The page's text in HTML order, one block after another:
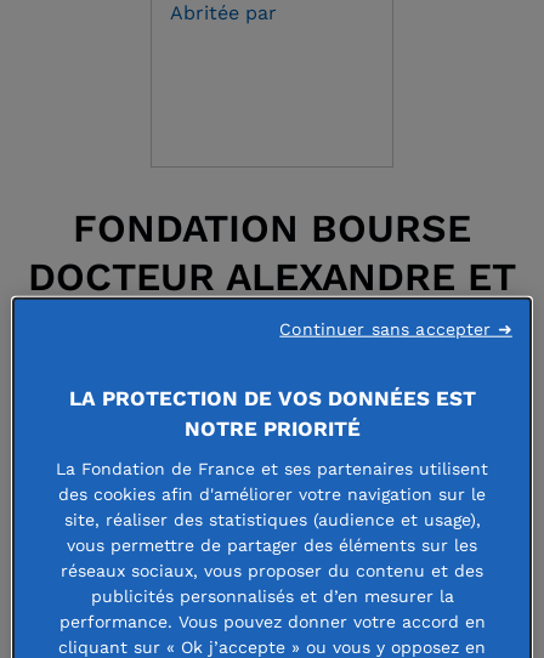
Abritée par
FONDATION BOURSE
DOCTEUR ALEXANDRE ET
SONIA FEIGENBAUM
Faire un don à cette fondation
La Fondation Bourse Docteur
Alexandre et Sonia Feigenbaum
soutient des étudiants en médecine
LA PROTECTION DE VOS DONNÉES EST
NOTRE PRIORITÉ
La Fondation de France et ses partenaires utilisent
des cookies afin d'améliorer votre navigation sur le
site, réaliser des statistiques (audience et usage),
vous permettre de partager des éléments sur les
réseaux sociaux, vous proposer du contenu et des
publicités personnalisés et d’en mesurer la
performance. Vous pouvez donner votre accord en
cliquant sur « Ok j’accepte » ou vous y opposez en
Continuer sans accepter ➜